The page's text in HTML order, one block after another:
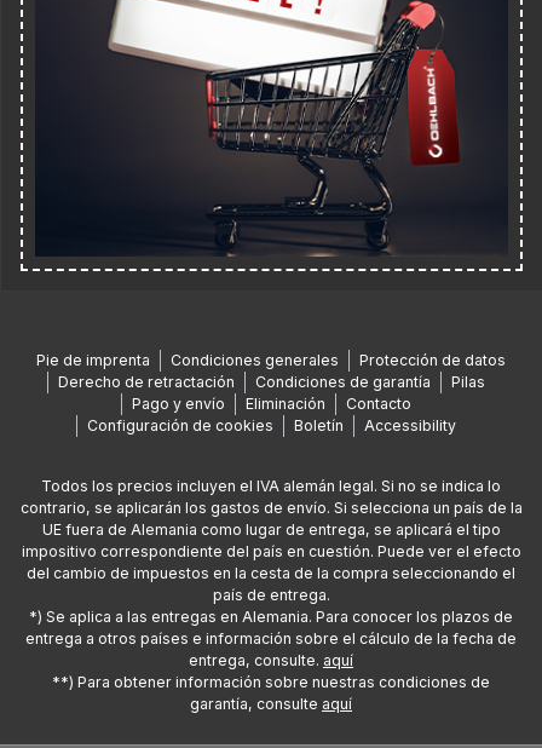
Pie de imprenta Condiciones generales
Protección de datos
Derecho de retractación
Condiciones de garantía
Pilas
Pago y envío
Eliminación
Contacto
Configuración de cookies
Boletín Accessibility
Todos los precios incluyen el IVA alemán legal. Si no se indica lo
contrario, se aplicarán los gastos de envío. Si selecciona un país de la
UE fuera de Alemania como lugar de entrega, se aplicará el tipo
impositivo correspondiente del país en cuestión. Puede ver el efecto
del cambio de impuestos en la cesta de la compra seleccionando el
país de entrega.
*) Se aplica a las entregas en Alemania. Para conocer los plazos de
entrega a otros países e información sobre el cálculo de la fecha de
entrega, consulte. aquí
**) Para obtener información sobre nuestras condiciones de
garantía, consulte aquí